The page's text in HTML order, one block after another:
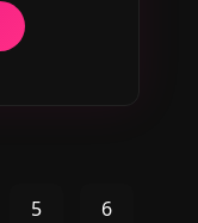
5 6